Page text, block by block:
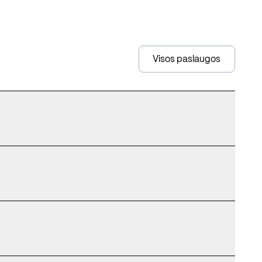
Visos paslaugos